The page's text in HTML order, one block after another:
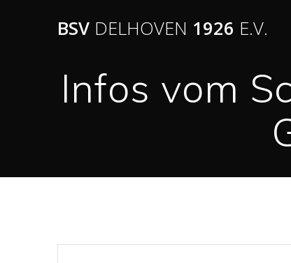
BSV DELHOVEN 1926 E.V.
Infos vom